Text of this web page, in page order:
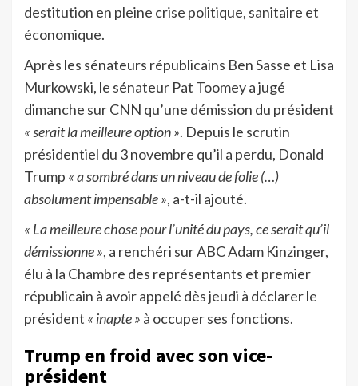
destitution en pleine crise politique, sanitaire et
économique.
Après les sénateurs républicains Ben Sasse et Lisa
Murkowski, le sénateur Pat Toomey a jugé
dimanche sur CNN qu’une démission du président
« serait la meilleure option ». Depuis le scrutin
présidentiel du 3 novembre qu’il a perdu, Donald
Trump « a sombré dans un niveau de folie (…)
absolument impensable », a-t-il ajouté.
« La meilleure chose pour l’unité du pays, ce serait qu’il
démissionne », a renchéri sur ABC Adam Kinzinger,
élu à la Chambre des représentants et premier
républicain à avoir appelé dès jeudi à déclarer le
président « inapte » à occuper ses fonctions.
Trump en froid avec son vice-
président